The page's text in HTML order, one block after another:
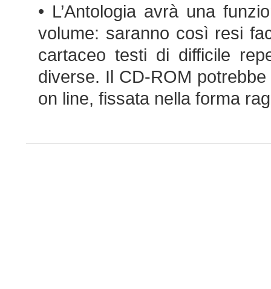
• L’Antologia avrà una
volume: saranno così resi
cartaceo testi di difficile
diverse. Il CD-ROM
on line, fissata nella forma